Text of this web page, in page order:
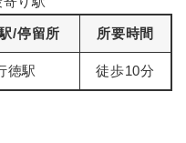
/停留所 所要時間
徳駅 徒歩10分